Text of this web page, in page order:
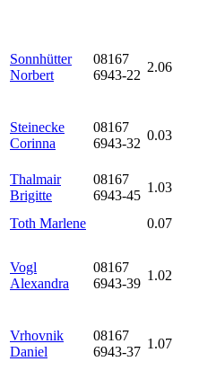
Sonnhütter
Norbert
08167
6943-22
2.06
Steinecke
Corinna
08167
6943-32
0.03
Thalmair
Brigitte
08167
6943-45
1.03
Toth Marlene
0.07
Vogl
Alexandra
08167
6943-39
1.02
Vrhovnik
Daniel
08167
6943-37
1.07